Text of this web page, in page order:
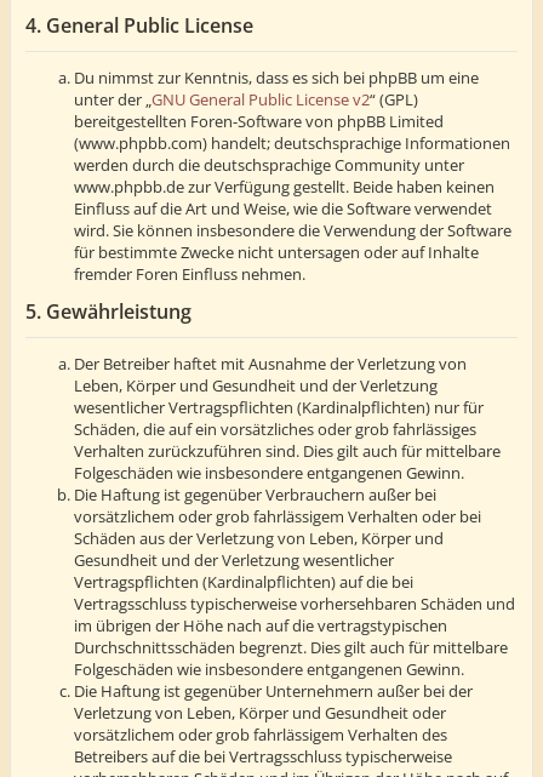
4. General Public License
Du nimmst zur Kenntnis, dass es sich bei phpBB um eine
unter der „GNU General Public License v2“ (GPL)
bereitgestellten Foren-Software von phpBB Limited
(www.phpbb.com) handelt; deutschsprachige Informationen
werden durch die deutschsprachige Community unter
www.phpbb.de zur Verfügung gestellt. Beide haben keinen
Einfluss auf die Art und Weise, wie die Software verwendet
wird. Sie können insbesondere die Verwendung der Software
für bestimmte Zwecke nicht untersagen oder auf Inhalte
fremder Foren Einfluss nehmen.
5. Gewährleistung
Der Betreiber haftet mit Ausnahme der Verletzung von
Leben, Körper und Gesundheit und der Verletzung
wesentlicher Vertragspflichten (Kardinalpflichten) nur für
Schäden, die auf ein vorsätzliches oder grob fahrlässiges
Verhalten zurückzuführen sind. Dies gilt auch für mittelbare
Folgeschäden wie insbesondere entgangenen Gewinn.
Die Haftung ist gegenüber Verbrauchern außer bei
vorsätzlichem oder grob fahrlässigem Verhalten oder bei
Schäden aus der Verletzung von Leben, Körper und
Gesundheit und der Verletzung wesentlicher
Vertragspflichten (Kardinalpflichten) auf die bei
Vertragsschluss typischerweise vorhersehbaren Schäden und
im übrigen der Höhe nach auf die vertragstypischen
Durchschnittsschäden begrenzt. Dies gilt auch für mittelbare
Folgeschäden wie insbesondere entgangenen Gewinn.
Die Haftung ist gegenüber Unternehmern außer bei der
Verletzung von Leben, Körper und Gesundheit oder
vorsätzlichem oder grob fahrlässigem Verhalten des
Betreibers auf die bei Vertragsschluss typischerweise